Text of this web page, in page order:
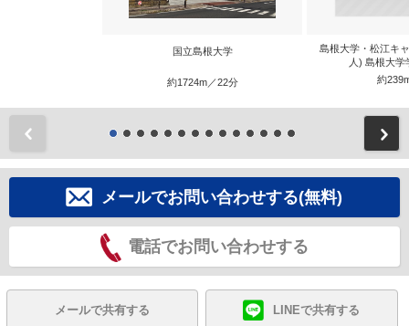
国立島根大学
約1724m／22分
島根大学・松江キ
人) 島根大
約
メールでお問い合わせする(無料)
電話でお問い合わせする
メールで共有する LINEで共有する